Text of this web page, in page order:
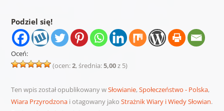
Podziel się!
Oceń:
(ocen:2, średnia:5,00z 5)
Ten wpis został opublikowany wSłowianie,Społeczeństwo - Polska,
Wiara Przyrodzonai otagowany jako Strażnik Wiary i Wiedy Słowian.